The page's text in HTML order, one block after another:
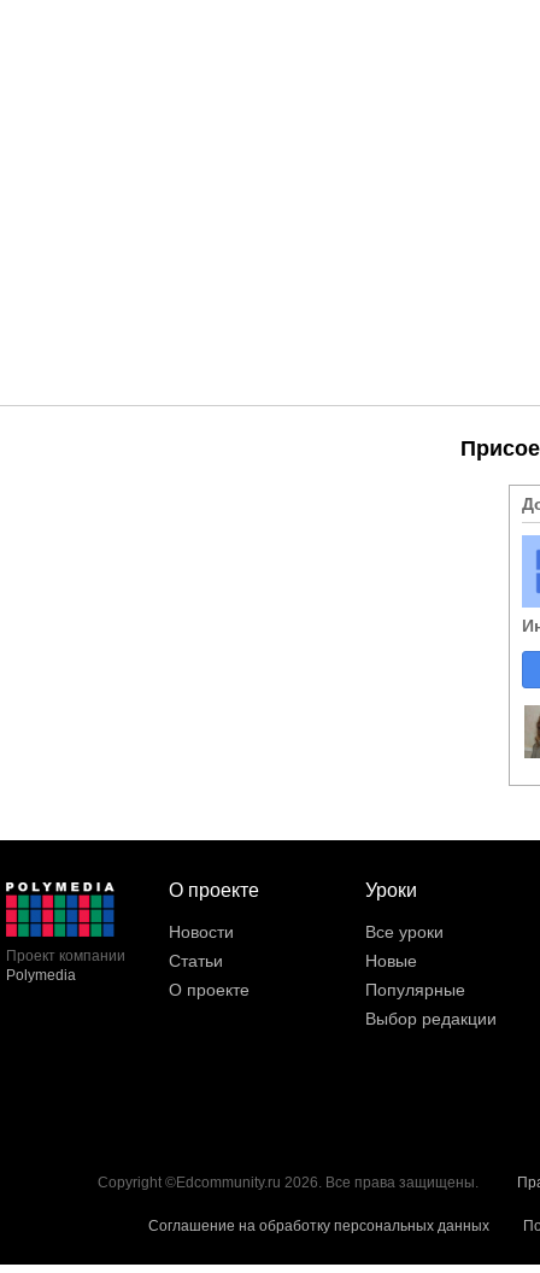
Проект компании
Polymedia
О проекте
Новости
Статьи
О проекте
Уроки
Все уроки
Новые
Популярные
Выбор редакции
Copyright ©Edcommunity.ru 2026. Все права защищены.
Соглашение на обработку персональных данных